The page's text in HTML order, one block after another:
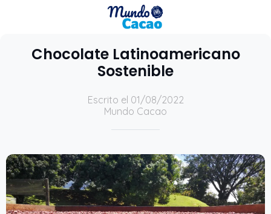
Chocolate Latinoamericano
Sostenible
Escrito el 01/08/2022
Mundo Cacao